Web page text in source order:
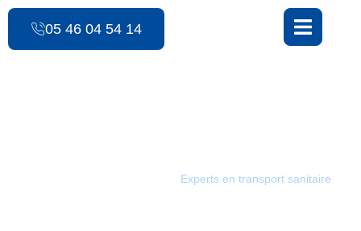
principal
05 46 04 54 14
Experts en transport sanitaire